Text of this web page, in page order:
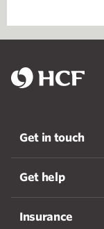
Get in touch
Get help
Insurance